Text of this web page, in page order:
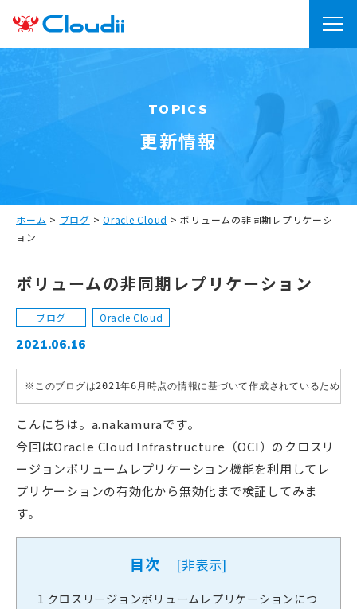
TOPICS
更新情報
ホーム > ブログ > Oracle Cloud >ボリュームの非同期レプリケーシ
ョン
ボリュームの非同期レプリケーション
ブログ Oracle Cloud
2021.06.16
※このブログは2021年6月時点の情報に基づいて作成されているため、
こんにちは。a.nakamuraです。
今回はOracle Cloud Infrastructure（OCI）のクロスリ
ージョンボリュームレプリケーション機能を利用してレ
プリケーションの有効化から無効化まで検証してみま
す。
目次 [非表示]
1 クロスリージョンボリュームレプリケーションにつ